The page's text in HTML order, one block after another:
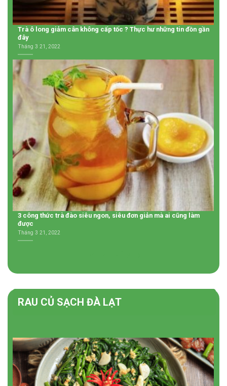
Trà ô long giảm cân không cấp tốc ? Thực hư những tin đồn gần
đây
Tháng 3 21, 2022
3 công thức trà đào siêu ngon, siêu đơn giản mà ai cũng làm
được
Tháng 3 21, 2022
RAU CỦ SẠCH ĐÀ LẠT